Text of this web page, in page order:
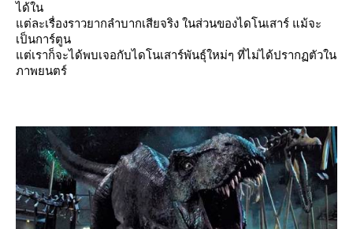
ได้ใน
ต่ละเรื่องราวยากลำบากเสียจริง ในส่วนของไดโนเสาร์ แม้จะ
เป็นการ์ตูน
ต่เราก็จะได้พบเจอกับไดโนเสาร์พันธุ์ใหม่ๆ ที่ไม่ได้ปรากฏตัวใน
ภาพยนตร์